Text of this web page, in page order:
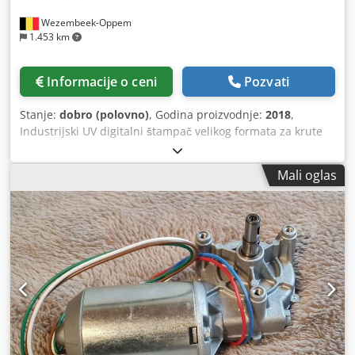
Wezembeek-Oppem
1.453 km
Informacije o ceni Pozvati
Stanje: dobro (polovno), Godina proizvodnje: 2018,
Industrijski UV digitalni štampač velikog formata za krute
medije Chjdpfxozhv T Ts Amuja Inca Onset X2 je
industrijski flatbed UV ink-jet štampač visokog kapaciteta,
namenjen za grafiku displeja, POP/POS proizvodnju,
ambalažu i specijalizovanu štampu. Proizveden od strane
Inca Digital Printers (kasnije deo Agfa), X2 je pozicioniran
kao proizvodni štampač koji kombinuje visoku
produktivnost sa izuzetnim kvalitetom slike. Sistem je
namenjen za srednja i velika proizvodna okruženja, gde su
produktivnost, automatizacija i pouzdanost od ključnog
značaja. Štampač je prvobitno bio X3 model, ali je
konvertovan u X2 (dva kanala CMYK-a). Godina proizvodnje:
2018 Konfiguracija boja: 2xCMYK RIP: nije uključen
Automatizacija: 3/4 automatizovan Produktivnost: do 124
Mali oglas